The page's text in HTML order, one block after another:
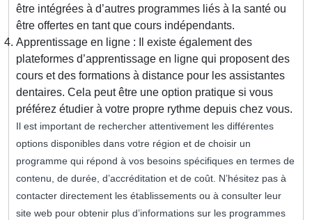
être intégrées à d’autres programmes liés à la santé ou
être offertes en tant que cours indépendants.
Apprentissage en ligne : Il existe également des
plateformes d’apprentissage en ligne qui proposent des
cours et des formations à distance pour les assistantes
dentaires. Cela peut être une option pratique si vous
préférez étudier à votre propre rythme depuis chez vous.
Il est important de rechercher attentivement les différentes
options disponibles dans votre région et de choisir un
programme qui répond à vos besoins spécifiques en termes de
contenu, de durée, d’accréditation et de coût. N’hésitez pas à
contacter directement les établissements ou à consulter leur
site web pour obtenir plus d’informations sur les programmes